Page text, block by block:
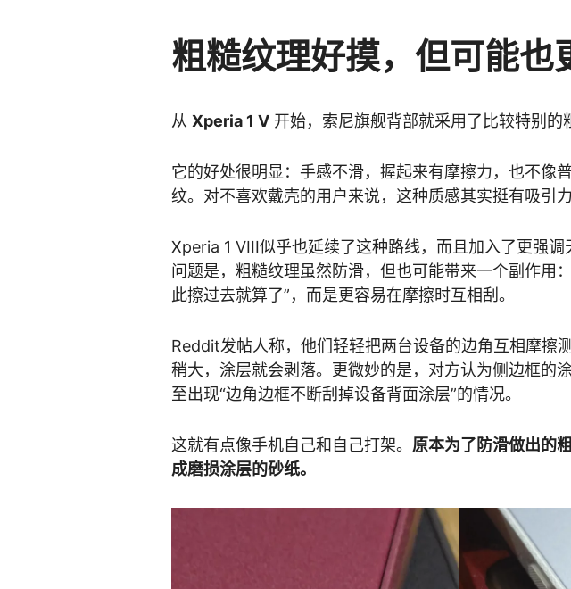
粗糙纹理好摸，但可能也
从 Xperia 1 V 开始，索尼旗舰背部就采用了比较特别的
它的好处很明显：手感不滑，握起来有摩擦力，也不像
纹。对不喜欢戴壳的用户来说，这种质感其实挺有吸引力
Xperia 1 VIII似乎也延续了这种路线，而且加入了更强调
问题是，粗糙纹理虽然防滑，但也可能带来一个副作用
此擦过去就算了”，而是更容易在摩擦时互相刮。
Reddit发帖人称，他们轻轻把两台设备的边角互相摩擦
稍大，涂层就会剥落。更微妙的是，对方认为侧边框的
至出现“边角边框不断刮掉设备背面涂层”的情况。
这就有点像手机自己和自己打架。 原本为了防滑做出的
成磨损涂层的砂纸。